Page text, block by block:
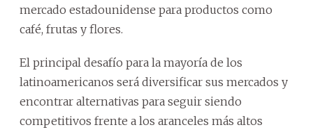
mercado estadounidense para productos como
café, frutas y flores.
El principal desafío para la mayoría de los
latinoamericanos será diversificar sus mercados y
encontrar alternativas para seguir siendo
competitivos frente a los aranceles más altos